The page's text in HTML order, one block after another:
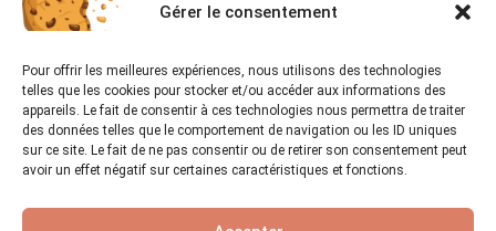
Gérer le consentement
Pour offrir les meilleures expériences, nous utilisons des technologies
telles que les cookies pour stocker et/ou accéder aux informations des
appareils. Le fait de consentir à ces technologies nous permettra de traiter
des données telles que le comportement de navigation ou les ID uniques
sur ce site. Le fait de ne pas consentir ou de retirer son consentement peut
avoir un effet négatif sur certaines caractéristiques et fonctions.
GLACIER